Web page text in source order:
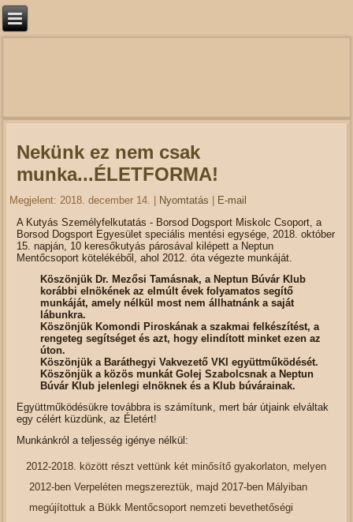
Nekünk ez nem csak
munka...ÉLETFORMA!
Megjelent: 2018. december 14. Nyomtatás
E-mail
A Kutyás Személyfelkutatás - Borsod Dogsport Miskolc Csoport, a
Borsod Dogsport Egyesület speciális mentési egysége, 2018. október
15. napján, 10 keresőkutyás párosával kilépett a Neptun
Mentőcsoport kötelékéből, ahol 2012. óta végezte munkáját.
Köszönjük Dr. Mezősi Tamásnak, a Neptun Búvár Klub
korábbi elnökének az elmúlt évek folyamatos segítő
munkáját, amely nélkül most nem állhatnánk a saját
lábunkra.
Köszönjük Komondi Piroskának a szakmai felkészítést, a
rengeteg segítséget és azt, hogy elindított minket ezen az
úton.
Köszönjük a Baráthegyi Vakvezető VKI együttműködését.
Köszönjük a közös munkát Golej Szabolcsnak a Neptun
Búvár Klub jelenlegi elnöknek és a Klub búvárainak.
Együttműködésükre továbbra is számítunk, mert bár útjaink elváltak
egy célért küzdünk, az Életért!
Munkánkról a teljesség igénye nélkül:
2012-2018. között részt vettünk két minősítő gyakorlaton, melyen
2012-ben Verpeléten megszereztük, majd 2017-ben Mályiban
megújítottuk a Bükk Mentőcsoport nemzeti bevethetőségi